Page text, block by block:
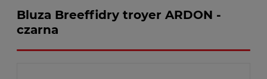
Bluza Breeffidry troyer ARDON -
czarna